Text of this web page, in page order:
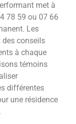
met à
78 59 ou 07 66
Les
conseils
à chaque
témoins
différentes
une résidence